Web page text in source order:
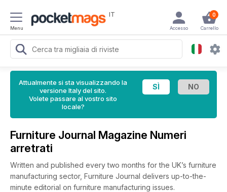
Menu
IT 0
Carrello
Accesso
Attualmente si sta visualizzando la
versione Italy del sito.
Volete passare al vostro sito
locale?
Furniture Journal Magazine Numeri
arretrati
Written and published every two months for the UK’s furniture
manufacturing sector, Furniture Journal delivers up-to-the-
minute editorial on furniture manufacturing issues.